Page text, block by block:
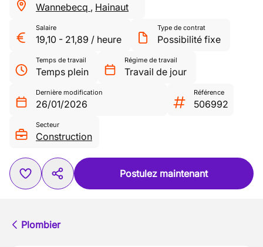
Wannebecq , Hainaut
Salaire
19,10 - 21,89 / heure
Type de contrat
Possibilité fixe
Temps de travail
Temps plein
Régime de travail
Travail de jour
Dernière modification
26/01/2026
Référence
506992
Secteur
Construction
Postulez maintenant
Plombier